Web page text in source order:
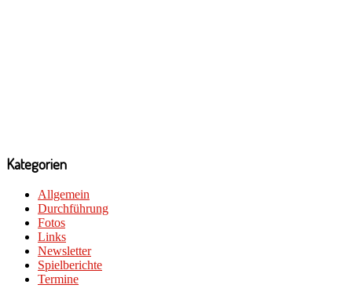
Kategorien
Allgemein
Durchführung
Fotos
Links
Newsletter
Spielberichte
Termine